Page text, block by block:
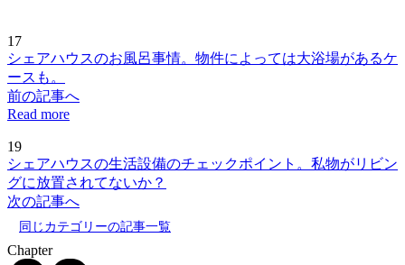
17
シェアハウスのお風呂事情。物件によっては大浴場があるケ
ースも。
前の記事へ
Read more
19
シェアハウスの生活設備のチェックポイント。私物がリビン
グに放置されてないか？
次の記事へ
同じカテゴリーの記事一覧
Chapter